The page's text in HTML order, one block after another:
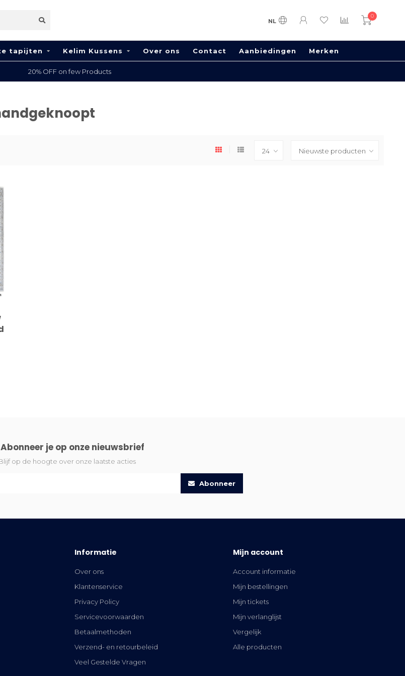
NL
0
tapijten Kelim Kussens Over ons Contact Aanbiedingen Merken
20% OFF on few Products
je op onze nieuwsbrief
op de hoogte over onze laatste acties
Abonneer
Informatie
Over ons
Klantenservice
Privacy Policy
Servicevoorwaarden
Betaalmethoden
Verzend- en retourbeleid
Veel Gestelde Vragen
Mijn account
Account informatie
Mijn bestellingen
Mijn tickets
Mijn verlanglijst
Vergelijk
Alle producten